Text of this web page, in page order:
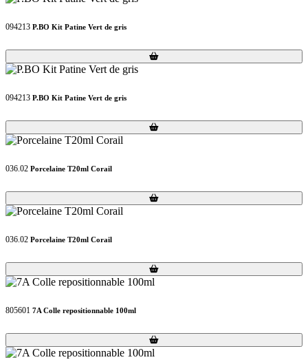
094213 P.BO Kit Patine Vert de gris
Loading...
Loading...
094213 P.BO Kit Patine Vert de gris
Loading...
Loading...
036.02 Porcelaine T20ml Corail
Loading...
Loading...
036.02 Porcelaine T20ml Corail
Loading...
Loading...
805601 7A Colle repositionnable 100ml
Loading...
Loading...